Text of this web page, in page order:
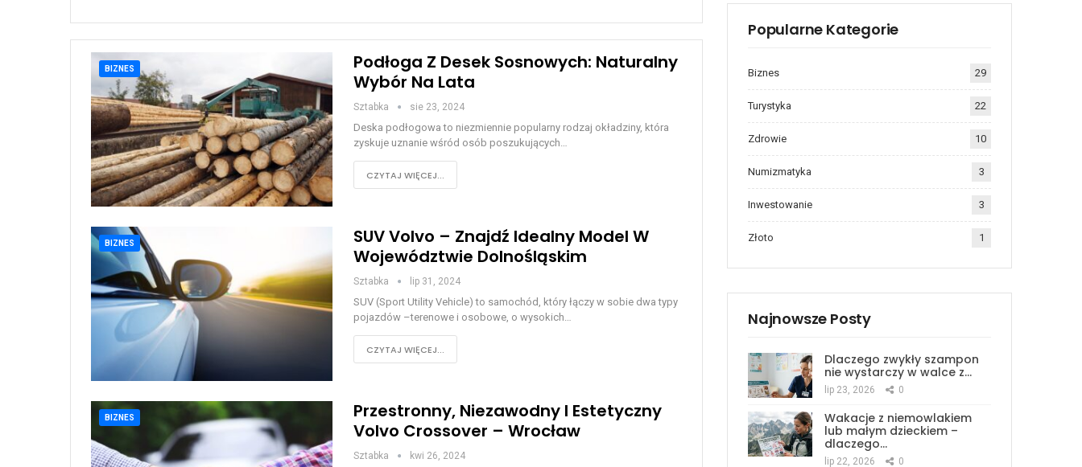
BIZNES
Podłoga Z Desek Sosnowych: Naturalny
Wybór Na Lata
Sztabka sie 23, 2024
Deska podłogowa to niezmiennie popularny rodzaj okładziny, która
zyskuje uznanie wśród osób poszukujących…
CZYTAJ WIĘCEJ...
BIZNES
SUV Volvo – Znajdź Idealny Model W
Województwie Dolnośląskim
Sztabka lip 31, 2024
SUV (Sport Utility Vehicle) to samochód, który łączy w sobie dwa typy
pojazdów –terenowe i osobowe, o wysokich…
CZYTAJ WIĘCEJ...
BIZNES
Przestronny, Niezawodny I Estetyczny
Volvo Crossover – Wrocław
Sztabka kwi 26, 2024
Popularne Kategorie
Biznes 29
Turystyka 22
Zdrowie 10
Numizmatyka 3
Inwestowanie 3
Złoto 1
Najnowsze Posty
Dlaczego zwykły szampon
nie wystarczy w walce z…
lip 23, 2026 0
Wakacje z niemowlakiem
lub małym dzieckiem –
dlaczego…
lip 22, 2026 0